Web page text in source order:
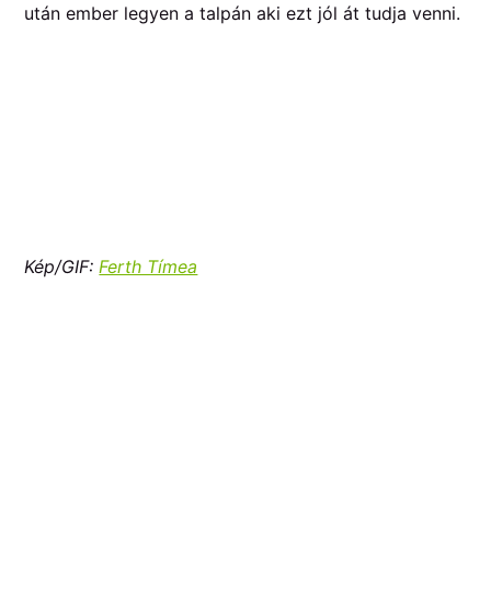
után ember legyen a talpán aki ezt jól át tudja venni.
Kép/GIF: Ferth Tímea